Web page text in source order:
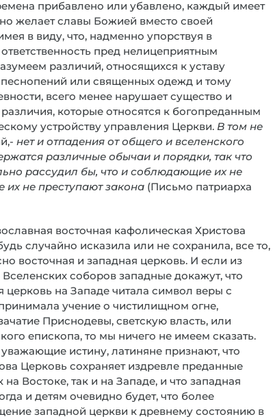
прибавлено или убавлено, каждый имеет
желает славы Божией вместо своей
в виду, что, надменно упорствуя в
пред нелицеприятным
различий, относящихся к уставу
или священных одежд и тому
всего менее нарушает существо и
которые относятся к богопреданным
устройству управления Церкви. В том не
нет и отпадения от общего и вселенского
различные обычаи и порядки, так что
рассудил бы, что и соблюдающие их не
не преступают закона (Письмо патриарха
восточная кафолическая Христова
случайно исказила или не сохранила, все то,
восточная и западная церковь. И если из
соборов западные докажут, что
церковь на Западе читала символ веры с
учение о чистилищном огне,
Приснодевы, светскую власть, или
епископа, то мы ничего не имеем сказать.
истину, латиняне признают, что
Церковь сохраняет издревле преданные
Востоке, так и на Западе, и что западная
и детям очевидно будет, что более
западной церкви к древнему состоянию в